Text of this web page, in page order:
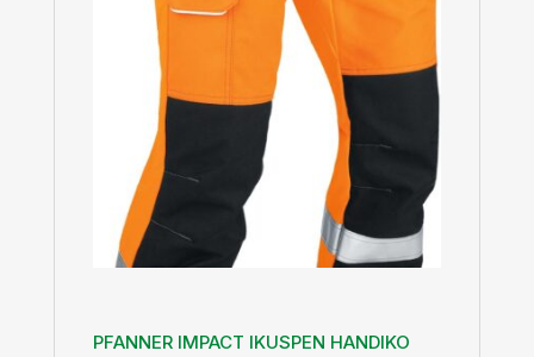
PFANNER IMPACT IKUSPEN HANDIKO